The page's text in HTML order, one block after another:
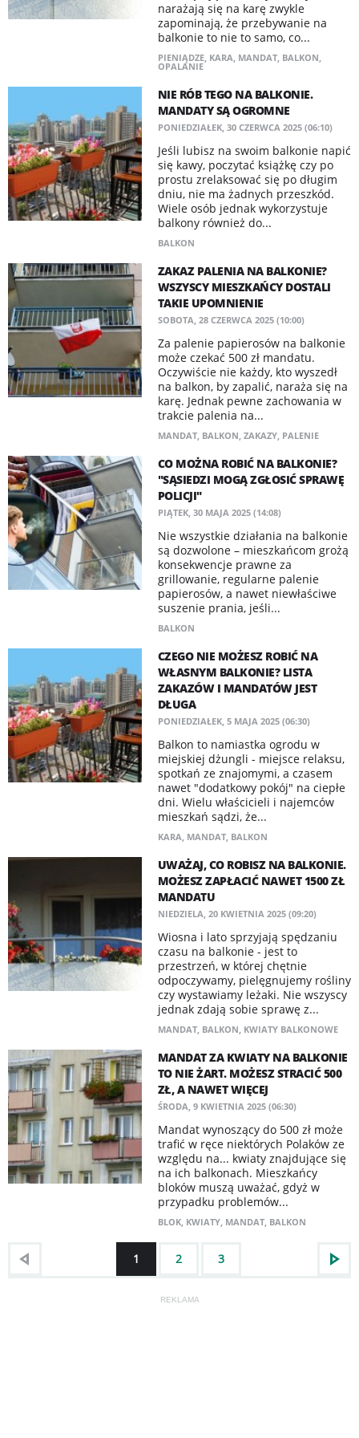
narażają się na karę zwykle
zapominają, że przebywanie na
balkonie to nie to samo, co...
PIENIĄDZE, KARA, MANDAT, BALKON,
OPALANIE
NIE RÓB TEGO NA BALKONIE.
MANDATY SĄ OGROMNE
PONIEDZIAŁEK, 30 CZERWCA 2025 (06:10)
Jeśli lubisz na swoim balkonie napić
się kawy, poczytać książkę czy po
prostu zrelaksować się po długim
dniu, nie ma żadnych przeszkód.
Wiele osób jednak wykorzystuje
balkony również do...
BALKON
ZAKAZ PALENIA NA BALKONIE?
WSZYSCY MIESZKAŃCY DOSTALI
TAKIE UPOMNIENIE
SOBOTA, 28 CZERWCA 2025 (10:00)
Za palenie papierosów na balkonie
może czekać 500 zł mandatu.
Oczywiście nie każdy, kto wyszedł
na balkon, by zapalić, naraża się na
karę. Jednak pewne zachowania w
trakcie palenia na...
MANDAT, BALKON, ZAKAZY, PALENIE
CO MOŻNA ROBIĆ NA BALKONIE?
"SĄSIEDZI MOGĄ ZGŁOSIĆ SPRAWĘ
POLICJI"
PIĄTEK, 30 MAJA 2025 (14:08)
Nie wszystkie działania na balkonie
są dozwolone – mieszkańcom grożą
konsekwencje prawne za
grillowanie, regularne palenie
papierosów, a nawet niewłaściwe
suszenie prania, jeśli...
BALKON
CZEGO NIE MOŻESZ ROBIĆ NA
WŁASNYM BALKONIE? LISTA
ZAKAZÓW I MANDATÓW JEST
DŁUGA
PONIEDZIAŁEK, 5 MAJA 2025 (06:30)
Balkon to namiastka ogrodu w
miejskiej dżungli - miejsce relaksu,
spotkań ze znajomymi, a czasem
nawet "dodatkowy pokój" na ciepłe
dni. Wielu właścicieli i najemców
mieszkań sądzi, że...
KARA, MANDAT, BALKON
UWAŻAJ, CO ROBISZ NA BALKONIE.
MOŻESZ ZAPŁACIĆ NAWET 1500 ZŁ
MANDATU
NIEDZIELA, 20 KWIETNIA 2025 (09:20)
Wiosna i lato sprzyjają spędzaniu
czasu na balkonie - jest to
przestrzeń, w której chętnie
odpoczywamy, pielęgnujemy rośliny
czy wystawiamy leżaki. Nie wszyscy
jednak zdają sobie sprawę z...
MANDAT, BALKON, KWIATY BALKONOWE
MANDAT ZA KWIATY NA BALKONIE
TO NIE ŻART. MOŻESZ STRACIĆ 500
ZŁ, A NAWET WIĘCEJ
ŚRODA, 9 KWIETNIA 2025 (06:30)
Mandat wynoszący do 500 zł może
trafić w ręce niektórych Polaków ze
względu na... kwiaty znajdujące się
na ich balkonach. Mieszkańcy
bloków muszą uważać, gdyż w
przypadku problemów...
BLOK, KWIATY, MANDAT, BALKON
1 2 3
REKLAMA